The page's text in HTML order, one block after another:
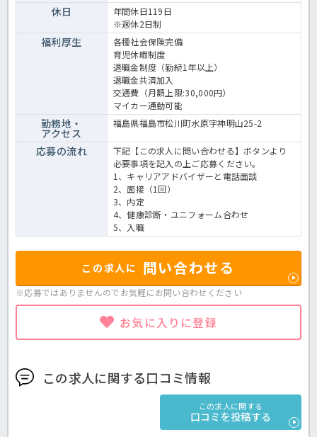
休日
年間休日119日
※週休2日制
福利厚生
各種社会保険完備
育児休暇制度
退職金制度（勤続1年以上）
退職金共済加入
交通費（月額上限:30,000円）
マイカー通勤可能
勤務地・
アクセス
福島県福島市松川町水原字神明山25-2
応募の流れ
下記【この求人に問い合わせる】ボタンより
必要事項を記入の上ご応募ください。
1、キャリアアドバイザーと電話面談
2、面接（1回）
3、内定
4、健康診断・ユニフォーム合わせ
5、入職
この求人に 問い合わせる
※応募ではありませんのでお気軽にお問い合わせください
お気に入りに登録
この求人に関する口コミ情報
この求人に関する
口コミを投稿する